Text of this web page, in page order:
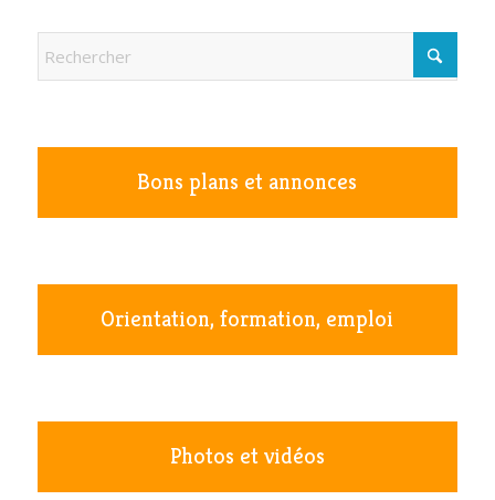
Bons plans et annonces
Orientation, formation, emploi
Photos et vidéos